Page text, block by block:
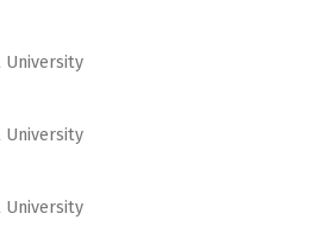
University
University
University